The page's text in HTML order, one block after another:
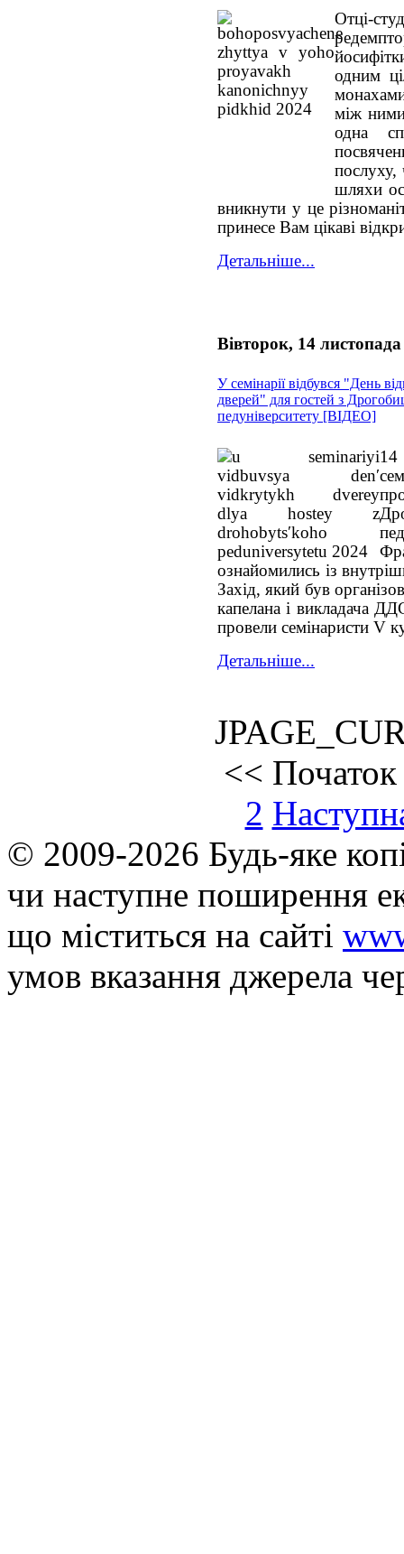
Отці-
одним
між ними
одна
послуху,
шляхи
вникнути у це
принесе Вам цікаві
Детальніше...
Вівторок, 14
У семінарії відбувся "День
дверей" для гостей з
педуніверситету [ВІДЕО]
ознайомились із
Захід, який був
капелана і викладача
провели семінаристи V
Детальніше...
<< Початок
2
© 2009-2026 Будь-яке
чи наступне поширення
що мiститься на сайті
умов вказання джерела